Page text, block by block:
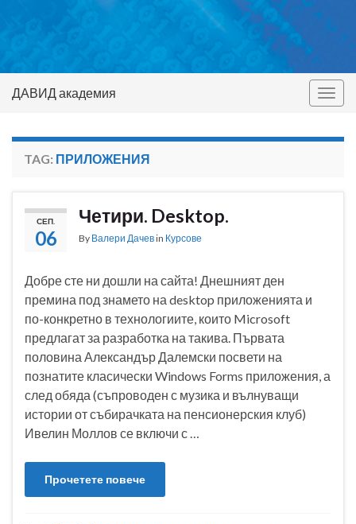
ДАВИД академия
TAG: ПРИЛОЖЕНИЯ
СЕП.
06
Четири. Desktop.
By Валери Дачевin Курсове
Добре сте ни дошли на сайта! Днешният ден
премина под знамето на desktop приложенията и
по-конкретно в технологиите, които Microsoft
предлагат за разработка на такива. Първата
половина Александър Далемски посвети на
познатите класически Windows Forms приложения, а
след обяда (съпроводен с музика и вълнуващи
истории от събирачката на пенсионерския клуб)
Ивелин Моллов се включи с …
Прочетете повече